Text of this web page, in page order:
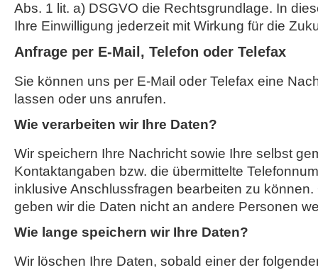
Abs. 1 lit. a) DSGVO die Rechtsgrundlage. In
Ihre Einwilligung jederzeit mit Wirkung für die
Anfrage per E-Mail, Telefon oder Telefax
Sie können uns per E-Mail oder Telefax eine
lassen oder uns anrufen.
Wie verarbeiten wir Ihre Daten?
Wir speichern Ihre Nachricht sowie Ihre selbst
Kontaktangaben bzw. die übermittelte
inklusive Anschlussfragen bearbeiten zu
geben wir die Daten nicht an andere Personen
Wie lange speichern wir Ihre Daten?
Wir löschen Ihre Daten, sobald einer der